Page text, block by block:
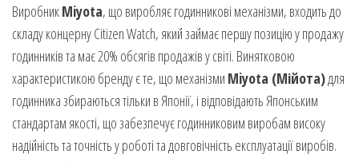
ВиробникMiyota, що виробляє годинникові механізми, входить до
складу концерну Citizen Watch, який займає першу позицію у продажу
годинників та має 20% обсягів продажів у світі. Винятковою
характеристикою бренду є те, що механізми Miyota (Мійота)для
годинника збираються тільки в Японії, і відповідають Японським
стандартам якості, що забезпечує годинниковим виробам високу
надійність та точність у роботі та довговічність експлуатації виробів.